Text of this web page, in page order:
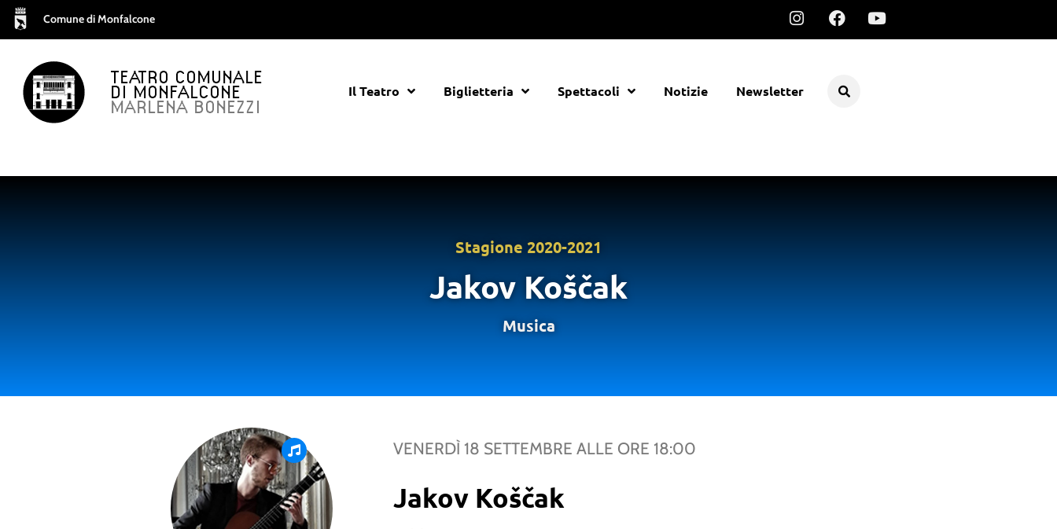
Comune di Monfalcone
TEATRO COMUNALE
DI MONFALCONE
MARLENA BONEZZI
Il Teatro Biglietteria Spettacoli Notizie Newsletter
Stagione 2020-2021
Jakov Koščak
Musica
VENERDÌ 18 SETTEMBRE ALLE ORE 18:00
Jakov Koščak